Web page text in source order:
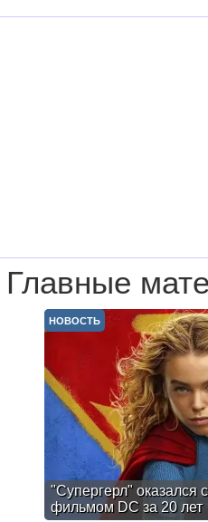
Главные
"Супергерл"
фильмом DC за 20 лет
НОВОСТЬ